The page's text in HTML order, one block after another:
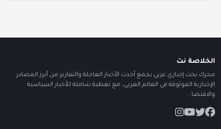
الخلاصة نت
محرك بحث إخباري عربي يجمع أحدث الأخبار العاجلة والتقارير من أبرز المصادر
الإخبارية الموثوقة في العالم العربي، مع تغطية شاملة للأخبار السياسية
والاقتصا...